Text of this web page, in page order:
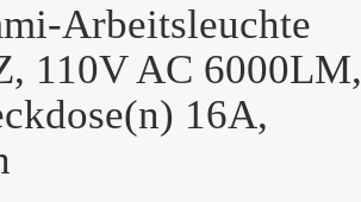
Arbeitsleuchte
110V AC 6000LM,
16A,